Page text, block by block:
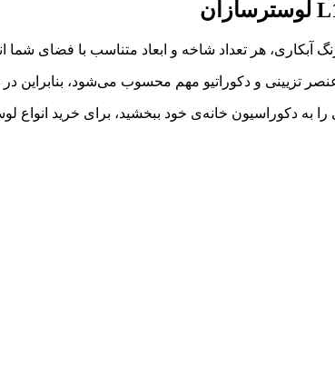
آبکاری، هر تعداد شاخه و ابعاد متناسب با فضای
تزیینی و دکوراتیو مهم محسوب می‌شود،
به دکوراسیون خانه‌ی خود ببخشید، برای خرید